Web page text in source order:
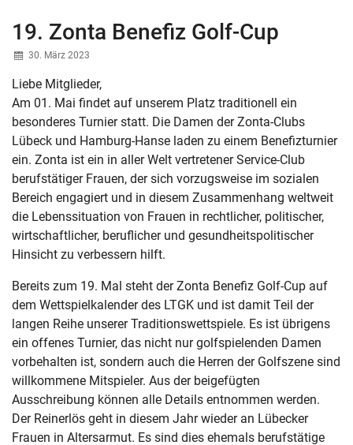
19. Zonta Benefiz Golf-Cup
30. März 2023
Liebe Mitglieder,
Am 01. Mai findet auf unserem Platz traditionell ein
besonderes Turnier statt. Die Damen der Zonta-Clubs
Lübeck und Hamburg-Hanse laden zu einem Benefizturnier
ein. Zonta ist ein in aller Welt vertretener Service-Club
berufstätiger Frauen, der sich vorzugsweise im sozialen
Bereich engagiert und in diesem Zusammenhang weltweit
die Lebenssituation von Frauen in rechtlicher, politischer,
wirtschaftlicher, beruflicher und gesundheitspolitischer
Hinsicht zu verbessern hilft.
Bereits zum 19. Mal steht der Zonta Benefiz Golf-Cup auf
dem Wettspielkalender des LTGK und ist damit Teil der
langen Reihe unserer Traditionswettspiele. Es ist übrigens
ein offenes Turnier, das nicht nur golfspielenden Damen
vorbehalten ist, sondern auch die Herren der Golfszene sind
willkommene Mitspieler. Aus der beigefügten
Ausschreibung können alle Details entnommen werden.
Der Reinerlös geht in diesem Jahr wieder an Lübecker
Frauen in Altersarmut. Es sind dies ehemals berufstätige